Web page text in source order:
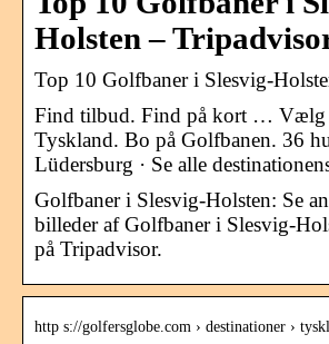
Holsten –
Top 10 Golfbaner i Slesvig-
Find tilbud. Find på kort … Vælg
Tyskland. Bo på Golfbanen. 36
Lüdersburg · Se alle
Golfbaner i Slesvig-Holsten: Se
billeder af Golfbaner i Slesvig-
på Tripadvisor.
http s://golfersglobe.com › destinationer ›